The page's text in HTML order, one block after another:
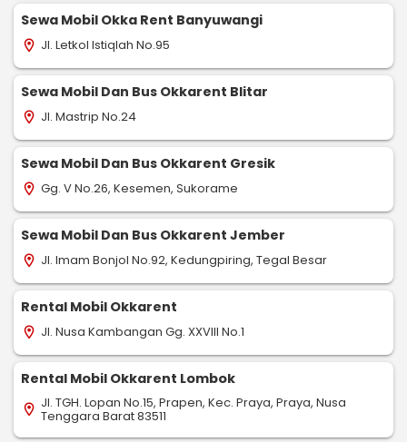
Sewa Mobil Okka Rent Banyuwangi
location_on Jl. Letkol Istiqlah No.95
Sewa Mobil Dan Bus Okkarent Blitar
location_on Jl. Mastrip No.24
Sewa Mobil Dan Bus Okkarent Gresik
location_on Gg. V No.26, Kesemen, Sukorame
Sewa Mobil Dan Bus Okkarent Jember
location_on Jl. Imam Bonjol No.92, Kedungpiring, Tegal Besar
Rental Mobil Okkarent
location_on Jl. Nusa Kambangan Gg. XXVIII No.1
Rental Mobil Okkarent Lombok
location_on Jl. TGH. Lopan No.15, Prapen, Kec. Praya, Praya, Nusa
Tenggara Barat 83511